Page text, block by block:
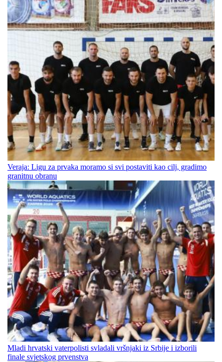
Veraja: Ligu za prvaka moramo si svi postaviti kao cilj, gradimo
granitnu obranu
Mladi hrvatski vaterpolisti svladali vršnjaki iz Srbije i izborili
finale svjetskog prvenstva